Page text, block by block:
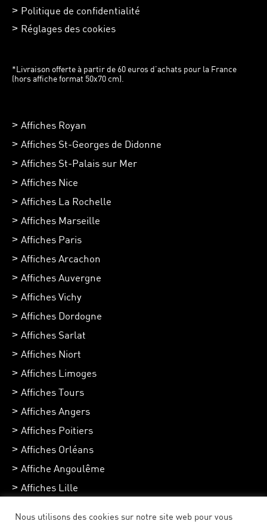
Politique de confidentialité
Réglages des cookies
*Livraison offerte à partir de 60 euros d’achats pour la France
(hors affiche format 50x70 cm).
Affiches Royan
Affiches St-Georges de Didonne
Affiches St-Palais sur Mer
Affiches Nice
Affiches La Rochelle
Affiches Marseille
Affiches Paris
Affiches Arcachon
Affiches Auvergne
Affiches Vichy
Affiches Dordogne
Affiches Sarlat
Affiches Niort
Affiches Limoges
Affiches Tours
Affiches Angers
Affiches Poitiers
Affiches Orléans
Affiche Angoulême
Affiches Lille
Nous utilisons des cookies sur notre site web pour vous